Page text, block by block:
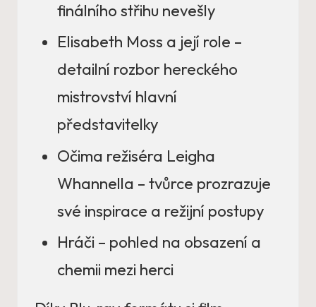
finálního střihu nevešly
Elisabeth Moss a její role –
detailní rozbor hereckého
mistrovství hlavní
představitelky
Očima režiséra Leigha
Whannella – tvůrce prozrazuje
své inspirace a režijní postupy
Hráči – pohled na obsazení a
chemii mezi herci